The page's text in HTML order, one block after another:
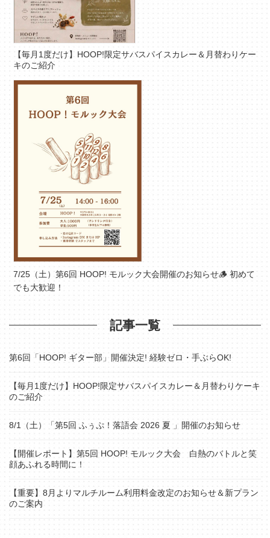
【毎月1度だけ】HOOP!限定サバスパイスカレー＆月替わりケー
キのご紹介
7/25（土）第6回 HOOP! モルック大会開催のお知らせ🪵 初めて
でも大歓迎！
記事一覧
第6回「HOOP! ギター部」開催決定! 経験ゼロ・手ぶらOK!
【毎月1度だけ】HOOP!限定サバスパイスカレー＆月替わりケーキ
のご紹介
8/1（土）「第5回 ふぅぷ！落語会 2026 夏 」開催のお知らせ
【開催レポート】第5回 HOOP! モルック大会 白熱のバトルと笑
顔あふれる時間に！
【重要】8月よりマルチルーム利用料金改定のお知らせ＆新プラン
のご案内